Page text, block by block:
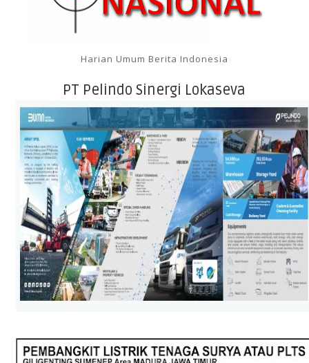
Harian Umum Berita Indonesia
PT Pelindo Sinergi Lokaseva